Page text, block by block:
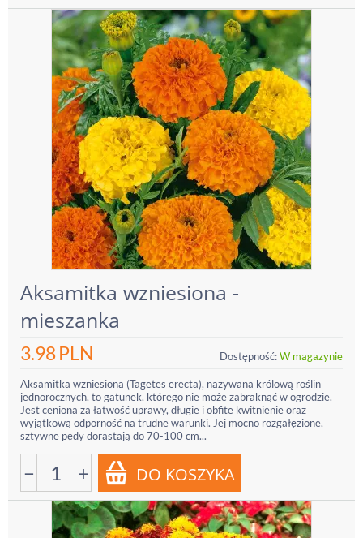
Aksamitka wzniesiona -
mieszanka
3.98PLN Dostępność:W magazynie
Aksamitka wzniesiona (Tagetes erecta), nazywana królową roślin
jednorocznych, to gatunek, którego nie może zabraknąć w ogrodzie.
Jest ceniona za łatwość uprawy, długie i obfite kwitnienie oraz
wyjątkową odporność na trudne warunki. Jej mocno rozgałęzione,
sztywne pędy dorastają do 70-100 cm...
− +